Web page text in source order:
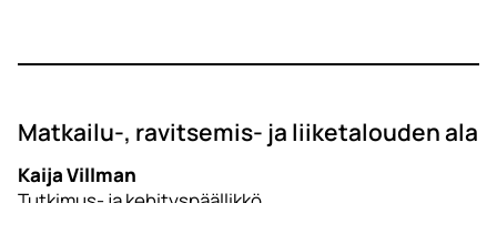
Matkailu-, ravitsemis- ja liiketalouden ala
Kaija Villman
Tutkimus- ja kehityspäällikkö